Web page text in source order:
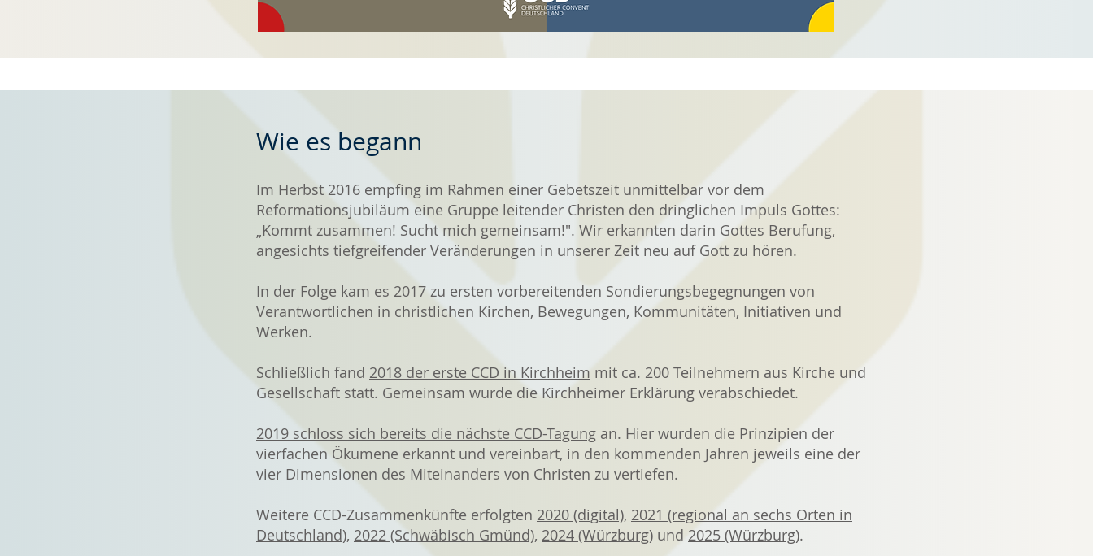
Wie es begann
Im Herbst 2016 empfing im Rahmen einer Gebetszeit unmittelbar vor dem
Reformationsjubiläum eine Gruppe leitender Christen den dringlichen Impuls Gottes:
„Kommt zusammen! Sucht mich gemeinsam!". Wir erkannten darin Gottes Berufung,
angesichts tiefgreifender Veränderungen in unserer Zeit neu auf Gott zu hören.
In der Folge kam es 2017 zu ersten vorbereitenden Sondierungsbegegnungen von
Verantwortlichen in christlichen Kirchen, Bewegungen, Kommunitäten, Initiativen und
Werken.
Schließlich fand 2018 der erste CCD in Kirchheim mit ca. 200 Teilnehmern aus Kirche und
Gesellschaft statt. Gemeinsam wurde die Kirchheimer Erklärung verabschiedet.
2019 schloss sich bereits die nächste CCD-Tagung an. Hier wurden die Prinzipien der
vierfachen Ökumene erkannt und vereinbart, in den kommenden Jahren jeweils eine der
vier Dimensionen des Miteinanders von Christen zu vertiefen.
Weitere CCD-Zusammenkünfte erfolgten 2020 (digital), 2021 (regional an sechs Orten in
Deutschland), 2022 (Schwäbisch Gmünd), 2024 (Würzburg) und 2025 (Würzburg).